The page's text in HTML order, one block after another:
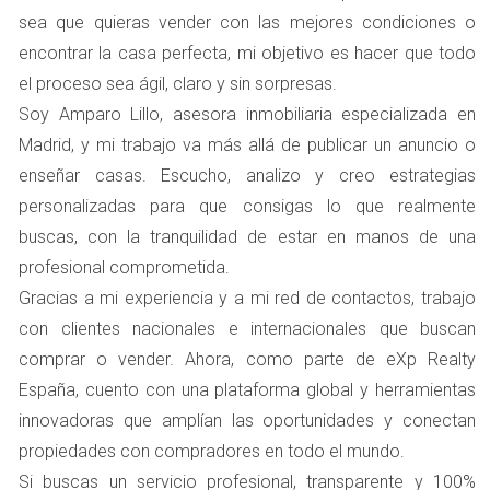
expectativas específicas. Algunos de los factores más
importantes incluyen:
Ubicación privilegiada
La ubicación es uno de los aspectos más valorados por
los compradores. Quieren estar cerca de la naturaleza,
tener acceso a actividades al aire libre y disfrutar de un
entorno tranquilo. Boadilla del Monte ofrece paisajes
hermosos y una buena calidad de vida, lo que lo
convierte en un destino atractivo.
Comodidades y servicios
Los potenciales compradores también buscan
propiedades que cuenten con comodidades modernas.
Esto incluye espacios al aire libre como jardines o
terrazas, así como instalaciones como piscinas o zonas
sea que quieras vender con las mejores condiciones o
encontrar la casa perfecta, mi objetivo es hacer que todo
el proceso sea ágil, claro y sin sorpresas.
Soy Amparo Lillo, asesora inmobiliaria especializada en
Madrid, y mi trabajo va más allá de publicar un anuncio o
enseñar casas. Escucho, analizo y creo estrategias
personalizadas para que consigas lo que realmente
buscas, con la tranquilidad de estar en manos de una
profesional comprometida.
Gracias a mi experiencia y a mi red de contactos, trabajo
con clientes nacionales e internacionales que buscan
comprar o vender. Ahora, como parte de eXp Realty
España, cuento con una plataforma global y herramientas
innovadoras que amplían las oportunidades y conectan
propiedades con compradores en todo el mundo.
Si buscas un servicio profesional, transparente y 100%